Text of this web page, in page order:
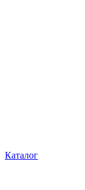
Каталог